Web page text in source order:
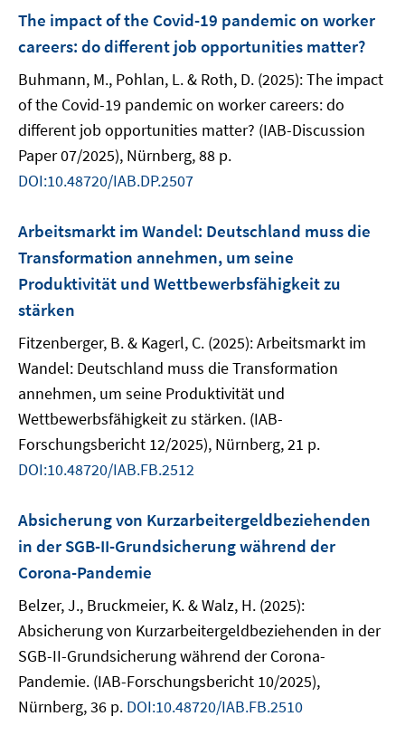
The impact of the Covid-19 pandemic on worker
careers: do different job opportunities matter?
Buhmann, M., Pohlan, L. & Roth, D. (2025): The impact
of the Covid-19 pandemic on worker careers: do
different job opportunities matter? (IAB-Discussion
Paper 07/2025), Nürnberg, 88 p.
DOI:10.48720/IAB.DP.2507
Arbeitsmarkt im Wandel: Deutschland muss die
Transformation annehmen, um seine
Produktivität und Wettbewerbsfähigkeit zu
stärken
Fitzenberger, B. & Kagerl, C. (2025): Arbeitsmarkt im
Wandel: Deutschland muss die Transformation
annehmen, um seine Produktivität und
Wettbewerbsfähigkeit zu stärken. (IAB-
Forschungsbericht 12/2025), Nürnberg, 21 p.
DOI:10.48720/IAB.FB.2512
Absicherung von Kurzarbeitergeldbeziehenden
in der SGB-II-Grundsicherung während der
Corona-Pandemie
Belzer, J., Bruckmeier, K. & Walz, H. (2025):
Absicherung von Kurzarbeitergeldbeziehenden in der
SGB-II-Grundsicherung während der Corona-
Pandemie. (IAB-Forschungsbericht 10/2025),
Nürnberg, 36 p. DOI:10.48720/IAB.FB.2510